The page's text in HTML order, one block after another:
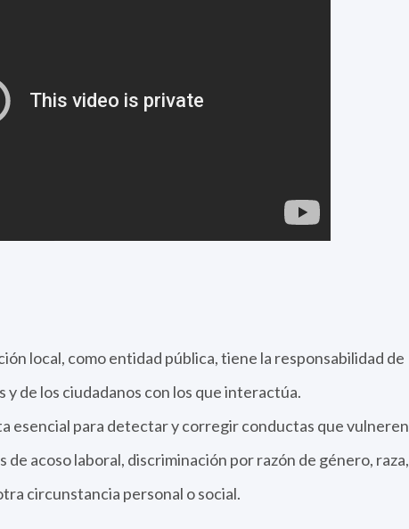
local, como entidad pública, tiene la responsabilidad de
de los ciudadanos con los que interactúa.
esencial para detectar y corregir conductas que vulneren
acoso laboral, discriminación por razón de género, raza,
circunstancia personal o social.